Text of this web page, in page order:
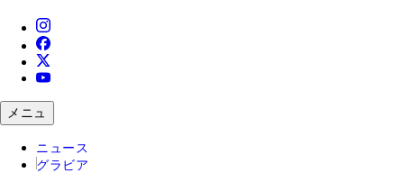
メニュ
ニュース
グラビア